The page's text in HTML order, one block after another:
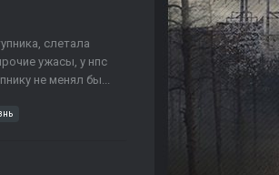
слетала
ужасы, у нпс
не менял бы...